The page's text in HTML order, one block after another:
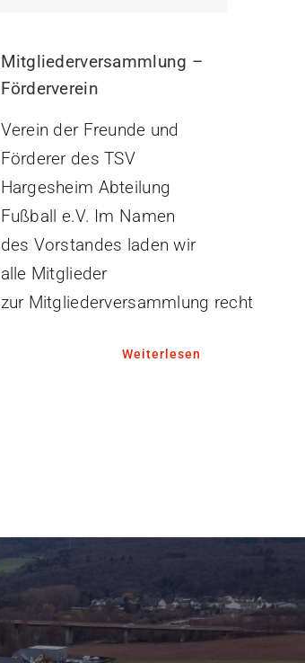
Mitgliederversammlung –
Förderverein
Verein der Freunde und
Förderer des TSV
Hargesheim Abteilung
Fußball e.V. Im Namen
des Vorstandes laden wir
alle Mitglieder
zur Mitgliederversammlung recht
Weiterlesen